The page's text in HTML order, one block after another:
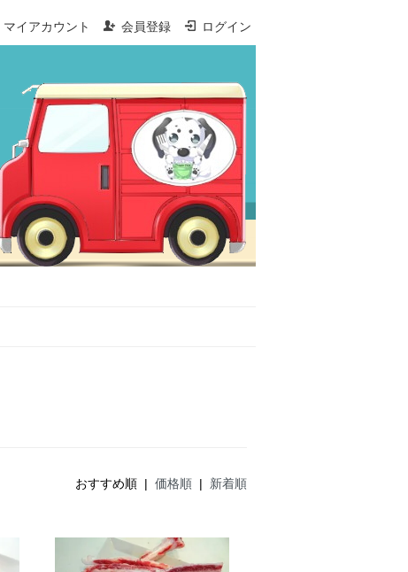
マイアカウント 会員登録 ログイン
おすすめ順 | 価格順 | 新着順